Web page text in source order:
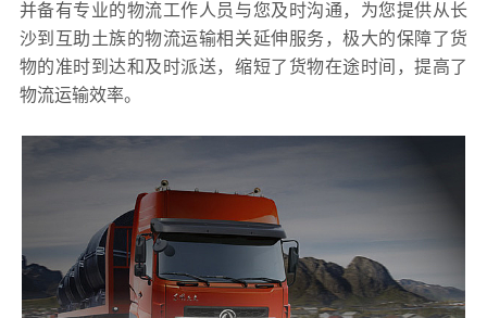
并备有专业的物流工作人员与您及时沟通，为您提供从长
沙到互助土族的物流运输相关延伸服务，极大的保障了货
物的准时到达和及时派送，缩短了货物在途时间，提高了
物流运输效率。